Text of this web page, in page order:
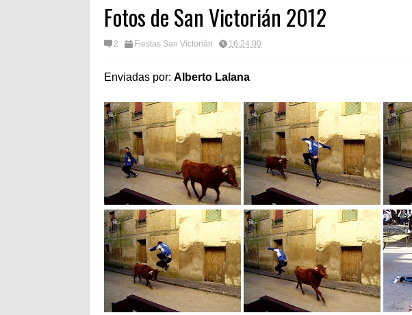
Fotos de San Victorián 2012
2 Fiestas San Victorián 16:24:00
Enviadas por: Alberto Lalana